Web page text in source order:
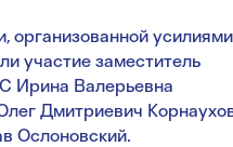
организованной усилиями
участие заместитель
Ирина Валерьевна
Дмитриевич
Ослоновский.